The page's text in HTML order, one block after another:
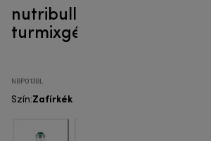
nutribullet Flex™ -
turmixgép
NBP013BL
Szín:Zafírkék